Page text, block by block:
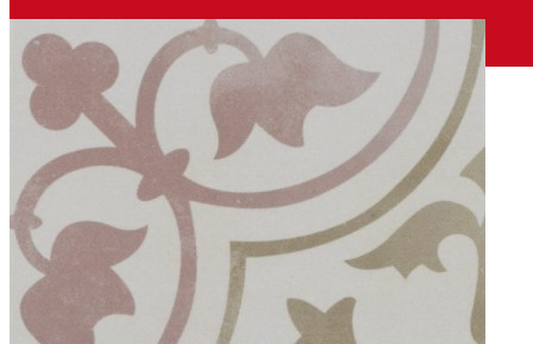
Испания
Производитель PAMESA CERAMICA
КоллекцияPamesa Ceramica ART
Тип плиткиНастенная, Напольная
Размеры
Размеры
22.3х22.3 см
Ширина
Длина22.3 см
Площадь в упаковке
1 кв. м.
Вес 1 упаковки
Свойства
НазначениеХолл и прихожая, Ванная комната, Кухня
Материал
Керамогранит